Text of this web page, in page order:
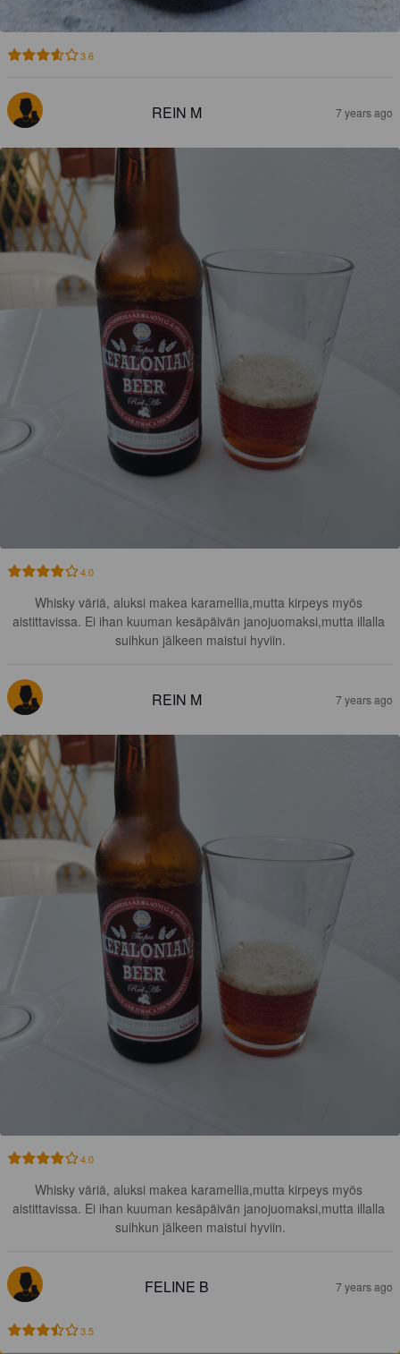
3.6
REIN M 7 years ago
4.0
Whisky väriä, aluksi makea karamellia,mutta kirpeys myös
aistittavissa. Ei ihan kuuman kesäpäivän janojuomaksi,mutta illalla
suihkun jälkeen maistui hyviin.
REIN M 7 years ago
4.0
Whisky väriä, aluksi makea karamellia,mutta kirpeys myös
aistittavissa. Ei ihan kuuman kesäpäivän janojuomaksi,mutta illalla
suihkun jälkeen maistui hyviin.
FELINE B 7 years ago
3.5